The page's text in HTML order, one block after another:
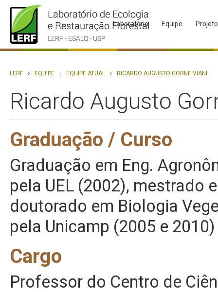
Laboratório Equipe
LERF EQUIPE EQUIPE ATUAL RICARDO AUGUSTO GORNE VIANI
Ricardo Augusto
Graduação / Curso
Graduação em Eng.
pela UEL (2002), mestrado e
doutorado em Biologia
pela Unicamp (2005 e 2010)
Cargo
Professor do Centro de